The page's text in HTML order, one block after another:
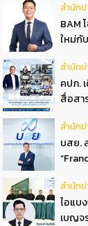
บริโภค
สํานักข่
BAM
ใหม่กั
2026
สํานักข่
คปภ.
สื่อสา
สํานักข่
บสย.
สํานักข่
ไอแบ
เบญจ